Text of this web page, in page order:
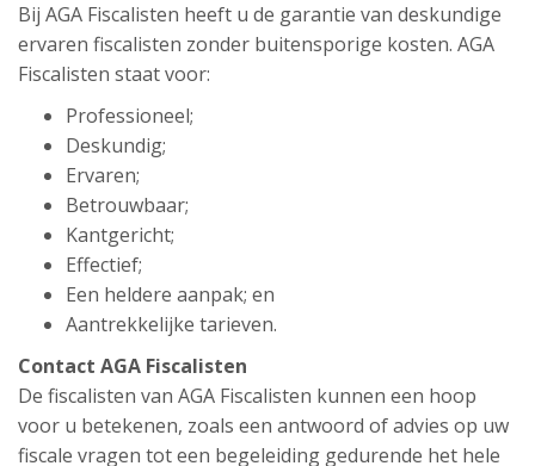
Bij AGA Fiscalisten heeft u de garantie van deskundige
ervaren fiscalisten zonder buitensporige kosten. AGA
Fiscalisten staat voor:
Professioneel;
Deskundig;
Ervaren;
Betrouwbaar;
Kantgericht;
Effectief;
Een heldere aanpak; en
Aantrekkelijke tarieven.
Contact AGA Fiscalisten
De fiscalisten van AGA Fiscalisten kunnen een hoop
voor u betekenen, zoals een antwoord of advies op uw
fiscale vragen tot een begeleiding gedurende het hele